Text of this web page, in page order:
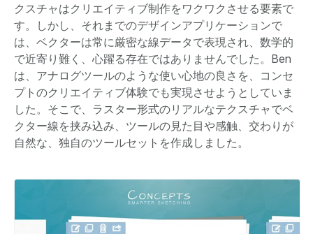
クスチャはクリエイティブ制作をワクワクさせる要素で
す。しかし、それまでのデザインアプリケーションで
は、ベクターは常に厳密な線データで表現され、数学的
で近寄り難く、心躍る存在ではありませんでした。Ben
は、アナログツールのような使い心地の良さを、コンセ
プトのクリエイティブ体験でも実現させようとしていま
した。そこで、ラスター形式のリアルなテクスチャでベ
クター線を挟み込み、ツールの見た目や感触、交わりが
自然な、独自のツールセットを作成しました。